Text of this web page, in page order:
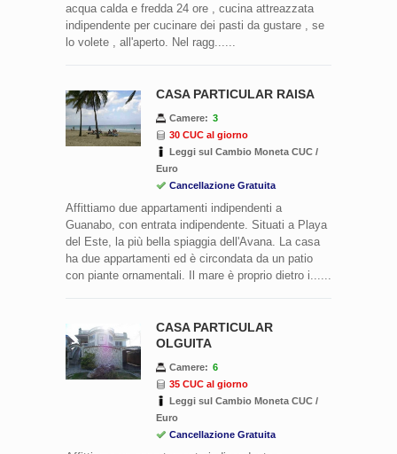
acqua calda e fredda 24 ore , cucina attreazzata
indipendente per cucinare dei pasti da gustare , se
lo volete , all'aperto. Nel ragg......
CASA PARTICULAR RAISA
Camere: 3
30 CUC al giorno
Leggi sul Cambio Moneta CUC /
Euro
Cancellazione Gratuita
Affittiamo due appartamenti indipendenti a
Guanabo, con entrata indipendente. Situati a Playa
del Este, la più bella spiaggia dell'Avana. La casa
ha due appartamenti ed è circondata da un patio
con piante ornamentali. Il mare è proprio dietro i......
CASA PARTICULAR
OLGUITA
Camere: 6
35 CUC al giorno
Leggi sul Cambio Moneta CUC /
Euro
Cancellazione Gratuita